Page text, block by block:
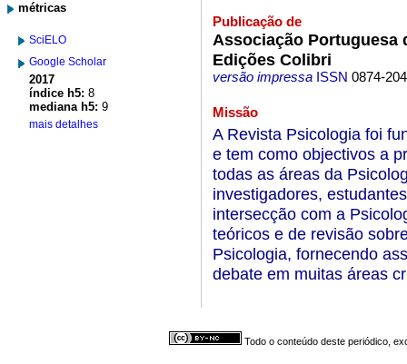
métricas
SciELO
Google Scholar
2017
índice h5: 8
mediana h5: 9
mais detalhes
Publicação de
Associação Portuguesa
Edições Colibri
versão impressaISSN 0874-
Missão
A Revista Psicologia foi
e tem como objectivos a
todas as áreas da
investigadores,
intersecção com a
teóricos e de revisão
Psicologia, fornecendo
debate em muitas áreas
Todo o conteúdo deste periódico,